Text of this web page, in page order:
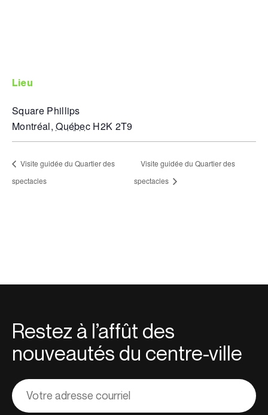
lieu
Square Phillips
Montréal, Québec H2K 2T9
Visite guidée du Quartier des
spectacles
Visite guidée du Quartier des
spectacles
Restez à l’affût des
nouveautés du centre-ville
Adresse
courriel